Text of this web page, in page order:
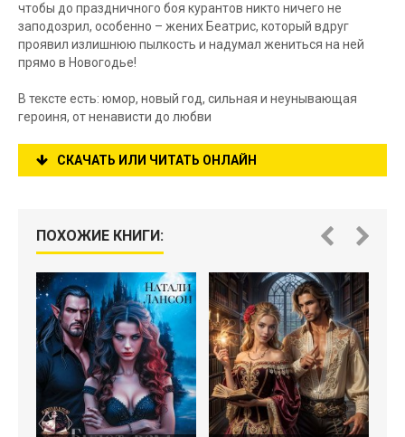
чтобы до праздничного боя курантов никто ничего не
заподозрил, особенно – жених Беатрис, который вдруг
проявил излишнюю пылкость и надумал жениться на ней
прямо в Новогодье!
В тексте есть: юмор, новый год, сильная и неунывающая
героиня, от ненависти до любви
СКАЧАТЬ ИЛИ ЧИТАТЬ ОНЛАЙН
ПОХОЖИЕ КНИГИ: